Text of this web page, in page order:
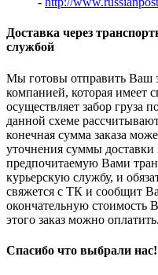
Доставка через
службой
Мы готовы отправить Ваш
компанией, которая имеет
осуществляет забор груза
данной схеме
конечная сумма заказа
уточнения суммы
предпочитаемую Вами
курьерскую службу, и
свяжется с ТК и сообщит
окончательную стоимость
этого заказ можно оплатить.
Спасибо что выбрали нас!